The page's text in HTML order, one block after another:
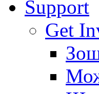
Support
Get